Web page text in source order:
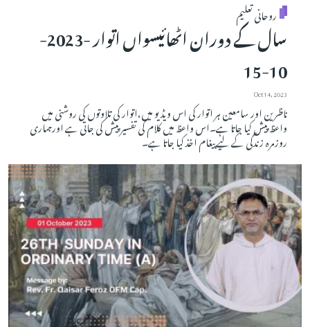
روحانی تعلیم
سال کے دوران اٹھائیسواں اتوار -2023-
10-15
Oct 14, 2023
ناظرین اور سامعین ہر اتوار کی اس ویڈیو میں،اتوار کی تلاوتوں کی روشنی میں
واعظ پیش کیا جاتا ہے۔اس واعظ میں کلام کی تفسیر پیش کی جاتی ہے اورہماری
روزمرہ زندگی کے لیے پیغام اخذ کیا جاتا ہے۔